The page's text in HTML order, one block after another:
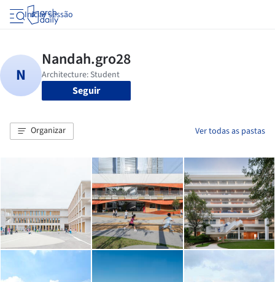
Iniciar sessão
Seguir
Organizar Ver todas as pastas